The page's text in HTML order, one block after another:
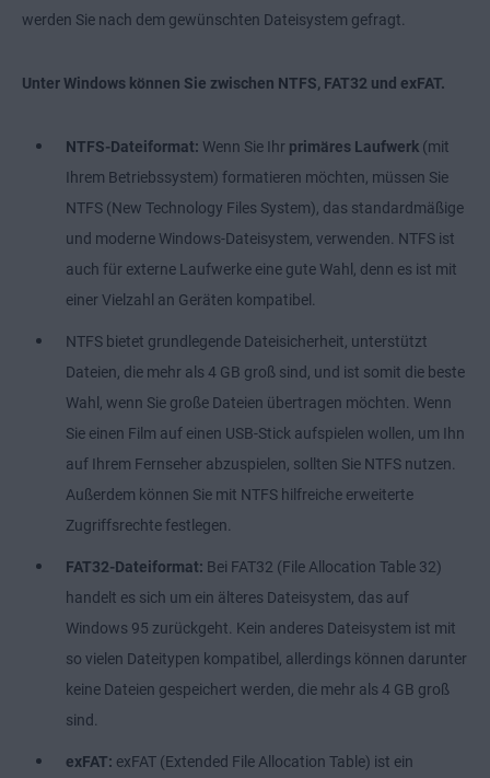
werden Sie nach dem gewünschten Dateisystem gefragt.
Unter Windows können Sie zwischen NTFS, FAT32 und exFAT.
NTFS-Dateiformat: Wenn Sie Ihr primäres Laufwerk (mit
Ihrem Betriebssystem) formatieren möchten, müssen Sie
NTFS (New Technology Files System), das standardmäßige
und moderne Windows-Dateisystem, verwenden. NTFS ist
auch für externe Laufwerke eine gute Wahl, denn es ist mit
einer Vielzahl an Geräten kompatibel.
NTFS bietet grundlegende Dateisicherheit, unterstützt
Dateien, die mehr als 4 GB groß sind, und ist somit die beste
Wahl, wenn Sie große Dateien übertragen möchten. Wenn
Sie einen Film auf einen USB-Stick aufspielen wollen, um Ihn
auf Ihrem Fernseher abzuspielen, sollten Sie NTFS nutzen.
Außerdem können Sie mit NTFS hilfreiche erweiterte
Zugriffsrechte festlegen.
FAT32-Dateiformat: Bei FAT32 (File Allocation Table 32)
handelt es sich um ein älteres Dateisystem, das auf
Windows 95 zurückgeht. Kein anderes Dateisystem ist mit
so vielen Dateitypen kompatibel, allerdings können darunter
keine Dateien gespeichert werden, die mehr als 4 GB groß
sind.
exFAT: exFAT (Extended File Allocation Table) ist ein